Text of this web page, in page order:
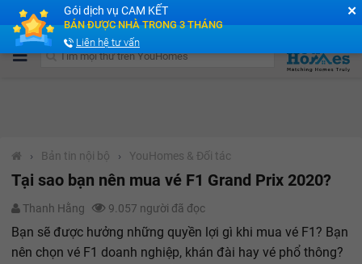
Cộng đồng Môi giới bPRO
› Bản tin nội bộ › YouHomes & Đối tác
Tại sao bạn nên mua vé F1 Grand Prix 2020?
Thanh Hằng 9.057 người đã đọc
Bạn sẽ được hưởng những quyền lợi gì khi mua vé F1? Bạn
nên chọn vé F1 doanh nghiệp, khán đài hay vé phổ thông?
✕
Gói dịch vụ CAM KẾT
BÁN ĐƯỢC NHÀ TRONG 3 THÁNG
Liên hệ tư vấn